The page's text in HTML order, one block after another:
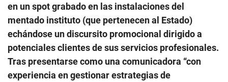
en un spot grabado en las instalaciones del
mentado instituto (que pertenecen al Estado)
echándose un discursito promocional dirigido a
potenciales clientes de sus servicios profesionales.
Tras presentarse como una comunicadora “con
experiencia en gestionar estrategias de